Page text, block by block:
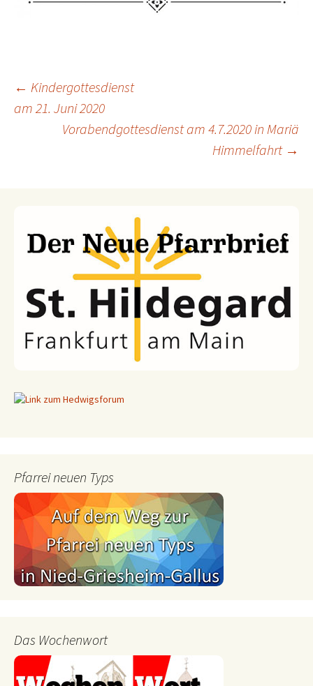
Beitragsnavigation
← Kindergottesdienst
am 21. Juni 2020
Vorabendgottesdienst am 4.7.2020 in Mariä
Himmelfahrt →
Pfarrei neuen Typs
Das Wochenwort